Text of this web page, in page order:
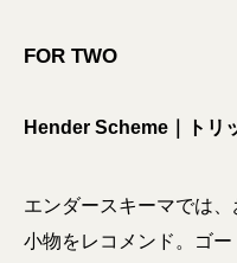
FOR TWO
Hender Scheme｜トリ
エンダースキーマでは
小物をレコメンド。ゴ